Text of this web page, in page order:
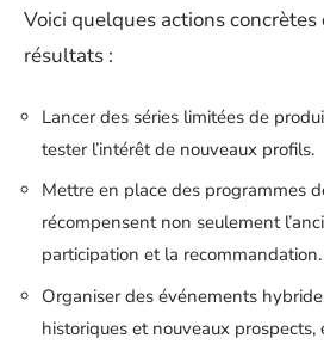
Voici quelques actions
résultats :
Lancer des séries limitées de
tester l’intérêt de nouveaux profils.
Mettre en place des programmes
récompensent non seulement
participation et la recommandation.
Organiser des événements
historiques et nouveaux prospects,